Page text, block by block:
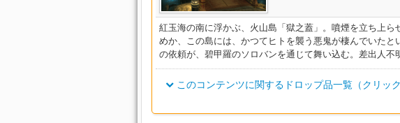
フォーレンディフェンダー・ベルト
フォーレンスレイヤー・ベルト 帯防具 325
フォーレンストライカー・ベルト 帯防具 325
フォーレンスカウト・ベルト 帯防具
紅玉海の南に浮かぶ、火山島「獄之蓋」。噴煙を立ち上
めか、この島には、かつてヒトを襲う悪鬼が棲んでいた
の依頼が、碧甲羅のソロバンを通じて舞い込む。差出人
このコンテンツに関するドロップ品一覧（クリック